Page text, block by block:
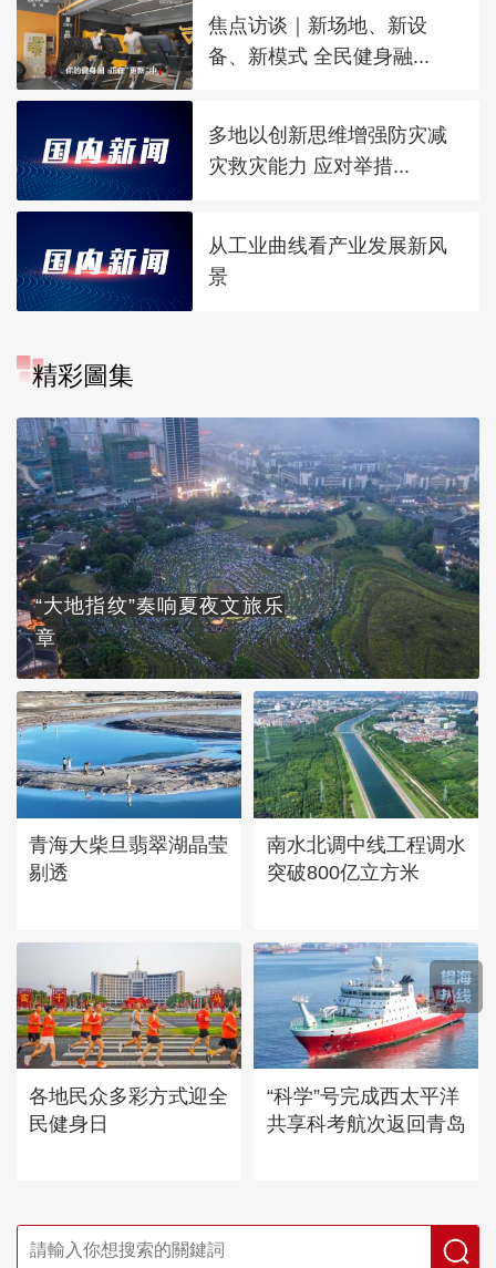
焦点访谈｜新场地、新设
备、新模式 全民健身融...
多地以创新思维增强防灾减
灾救灾能力 应对举措...
从工业曲线看产业发展新风
景
精彩圖集
“大地指纹”奏响夏夜文旅乐
章
青海大柴旦翡翠湖晶莹
剔透
南水北调中线工程调水
突破800亿立方米
各地民众多彩方式迎全
民健身日
“科学”号完成西太平洋
共享科考航次返回青岛